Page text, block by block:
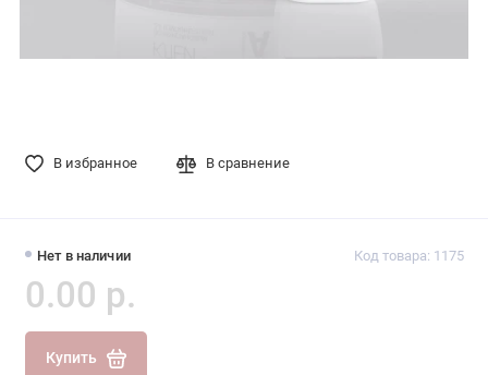
Нет в наличии Код товара: 1175
0.00 р.
Купить
В избранное В сравнение